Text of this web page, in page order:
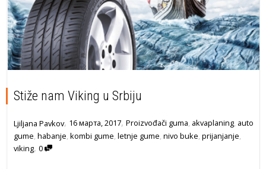
Stiže nam Viking u Srbiju
Ljiljana Pavkov, 16 марта, 2017, Proizvođači guma, akvaplaning, auto
gume, habanje, kombi gume, letnje gume, nivo buke, prijanjanje,
viking, 0